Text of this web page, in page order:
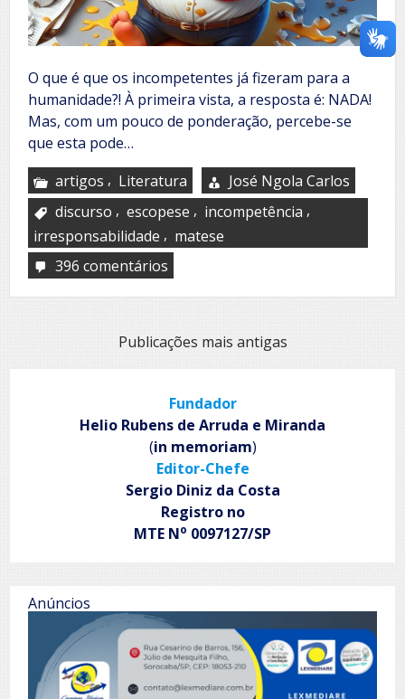
O que é que os incompetentes já fizeram para a
humanidade?! À primeira vista, a resposta é: NADA!
Mas, com um pouco de ponderação, percebe-se
que esta pode…
artigos , Literatura
José Ngola Carlos
discurso , escopese , incompetência ,
irresponsabilidade , matese
396 comentários
discurso
incompetência
NavegaçãoPublicações mais antigas
Fundador
Helio Rubens de Arruda e Miranda
(in memoriam)
Editor-Chefe
Sergio Diniz da Costa
Registro no
MTE No 0097127/SP
Anúncios